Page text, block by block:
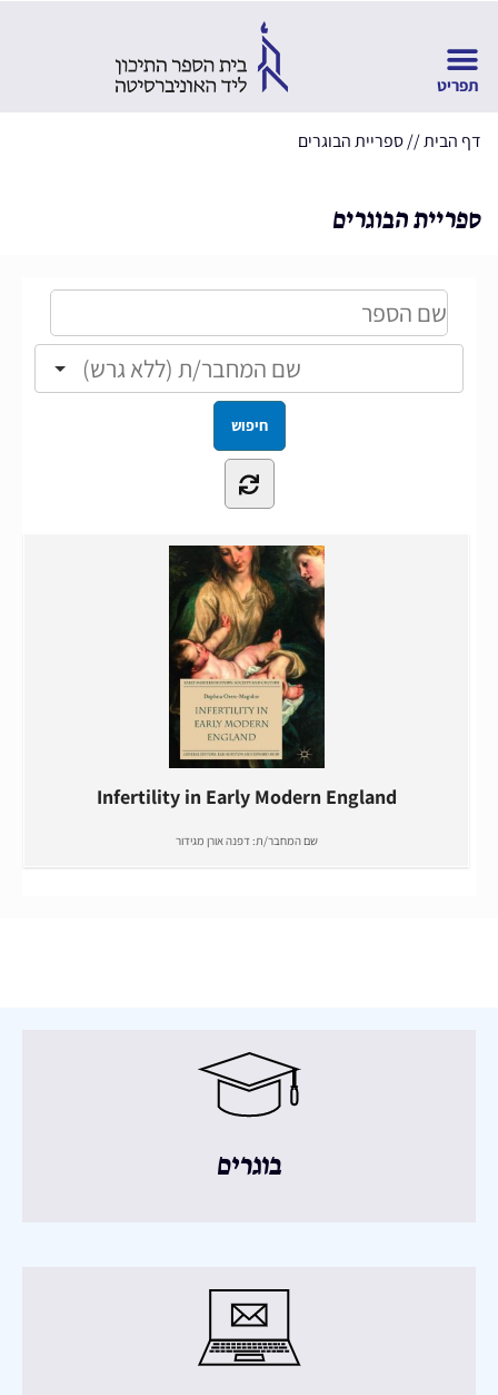
דף הבית//ספריית הבוגרים
ספריית הבוגרים
Infertility in Early Modern England
שם המחבר/ת:דפנה אורן מגידור
בוגרים